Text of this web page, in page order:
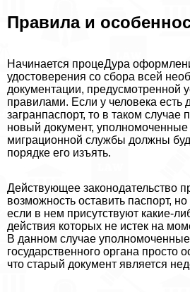
Правила и
Начинается процеДypa
удостоверения со сбора всей
документации, предусмотренной
правилами. Если у человека есть
загранпаспорт, то в таком случае
новый документ, уполномоченные
миграционной службы должны
порядке его изъять.
Действующее законодательство
возможность оставить паспорт,
если в нем присутствуют какие-
действия которых не истек на
В данном случае уполномоченные
государственного органа просто
что старый документ является